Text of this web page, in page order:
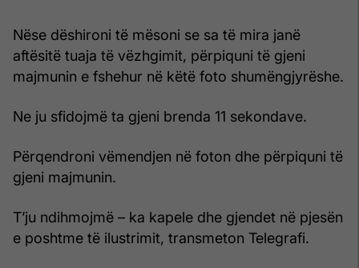
Nëse dëshironi të mësoni se sa të mira janë
aftësitë tuaja të vëzhgimit, përpiquni të gjeni
majmunin e fshehur në këtë foto shumëngjyrëshe.
Ne ju sfidojmë ta gjeni brenda 11 sekondave.
Përqendroni vëmendjen në foton dhe përpiquni të
gjeni majmunin.
T’ju ndihmojmë – ka kapele dhe gjendet në pjesën
e poshtme të ilustrimit, transmeton Telegrafi.